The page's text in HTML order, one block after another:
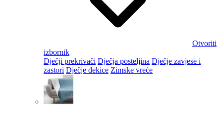
Otvoriti
izbornik
Dječji prekrivači Dječja posteljina Dječje zavjese i
zastori Dječje dekice Zimske vreće